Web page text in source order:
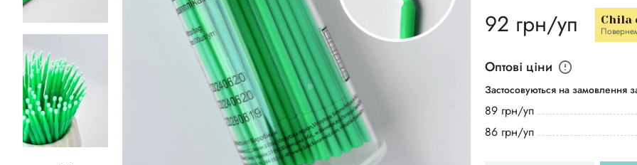
92 грн/уп Chila
Оптові ціни
Застосовуються на замовлення
89 грн/уп
86 грн/уп